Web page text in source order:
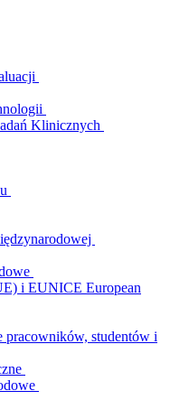
Klinicznych
i EUNICE European
pracowników, studentów i